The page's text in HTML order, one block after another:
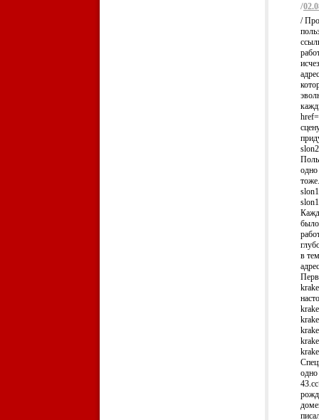
/
/
в